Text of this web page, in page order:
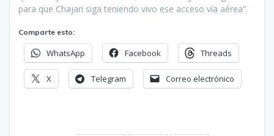
para que Chajari siga teniendo vivo ese acceso vía aérea”.
Comparte esto:
WhatsApp Facebook Threads
X Telegram Correo electrónico